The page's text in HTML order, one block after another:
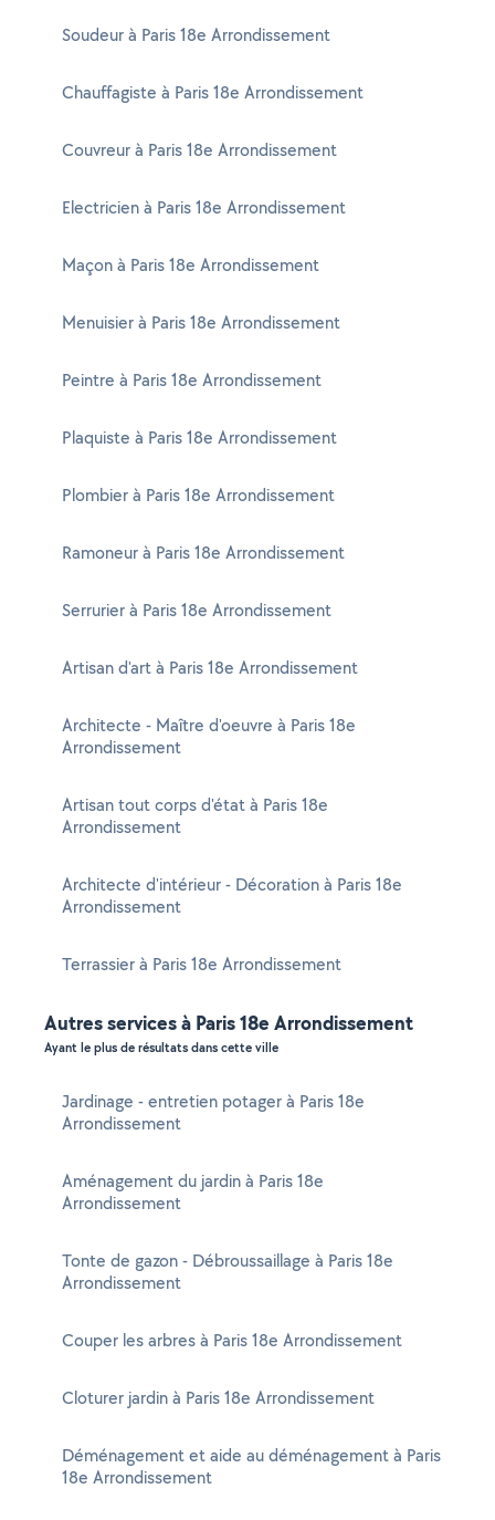
Soudeur à Paris 18e Arrondissement
Chauffagiste à Paris 18e Arrondissement
Couvreur à Paris 18e Arrondissement
Electricien à Paris 18e Arrondissement
Maçon à Paris 18e Arrondissement
Menuisier à Paris 18e Arrondissement
Peintre à Paris 18e Arrondissement
Plaquiste à Paris 18e Arrondissement
Plombier à Paris 18e Arrondissement
Ramoneur à Paris 18e Arrondissement
Serrurier à Paris 18e Arrondissement
Artisan d'art à Paris 18e Arrondissement
Architecte - Maître d'oeuvre à Paris 18e
Arrondissement
Artisan tout corps d'état à Paris 18e
Arrondissement
Architecte d'intérieur - Décoration à Paris 18e
Arrondissement
Terrassier à Paris 18e Arrondissement
Autres services à Paris 18e Arrondissement
Ayant le plus de résultats dans cette ville
Jardinage - entretien potager à Paris 18e
Arrondissement
Aménagement du jardin à Paris 18e
Arrondissement
Tonte de gazon - Débroussaillage à Paris 18e
Arrondissement
Couper les arbres à Paris 18e Arrondissement
Cloturer jardin à Paris 18e Arrondissement
Déménagement et aide au déménagement à Paris
18e Arrondissement